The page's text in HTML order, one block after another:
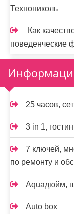
Технониколь
Как
поведенческие
25 часов,
3 in 1,
7 ключей,
по ремонту и
Aquaдюйм,
Auto box